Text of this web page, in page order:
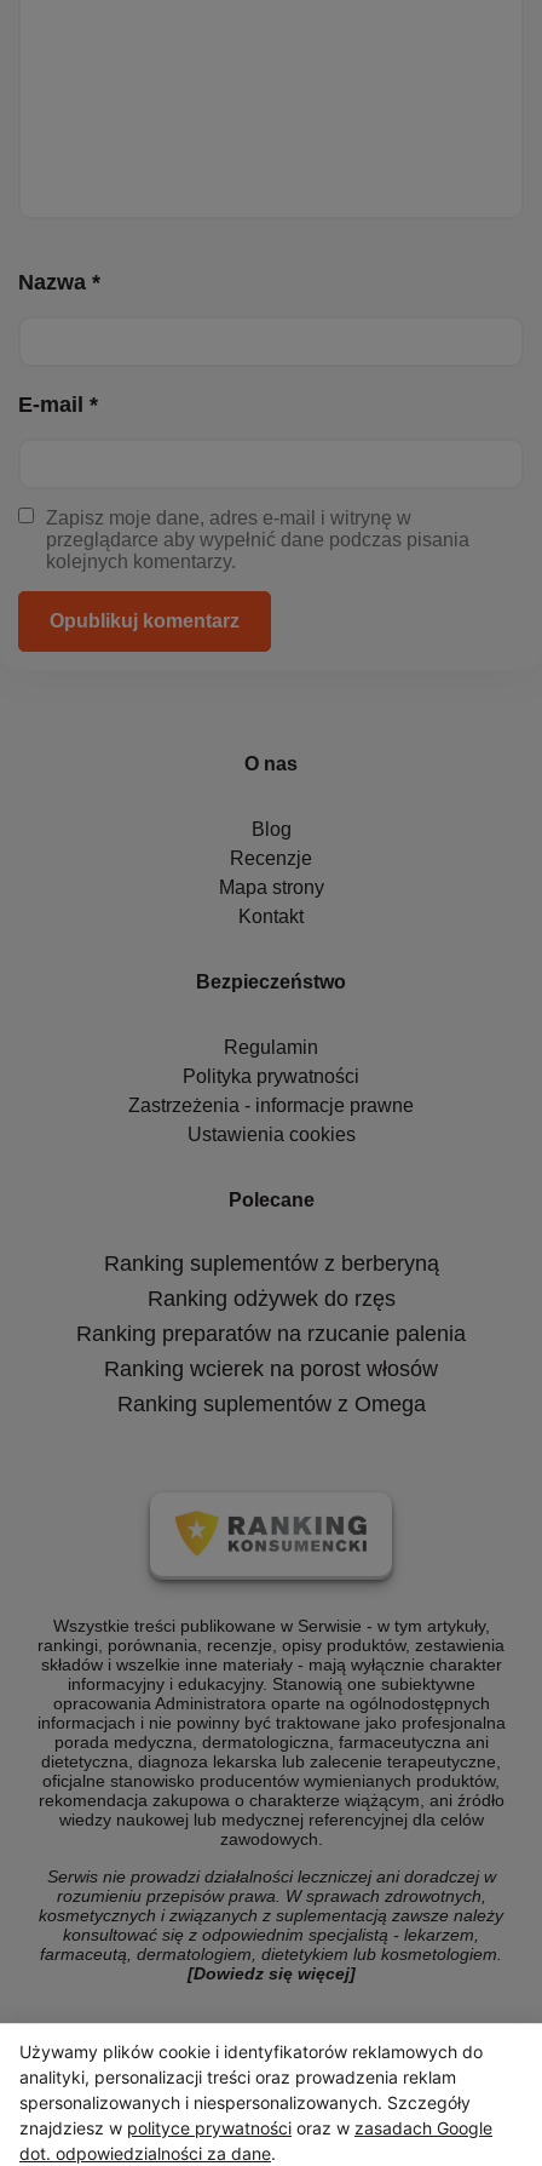
Nazwa *
E-mail *
Zapisz moje dane, adres e-mail i witrynę w
przeglądarce aby wypełnić dane podczas pisania
kolejnych komentarzy.
Opublikuj komentarz
O nas
Blog
Recenzje
Mapa strony
Kontakt
Bezpieczeństwo
Regulamin
Polityka prywatności
Zastrzeżenia - informacje prawne
Ustawienia cookies
Polecane
Ranking suplementów z berberyną
Ranking odżywek do rzęs
Ranking preparatów na rzucanie palenia
Ranking wcierek na porost włosów
Ranking suplementów z Omega
Wszystkie treści publikowane w Serwisie - w tym artykuły,
rankingi, porównania, recenzje, opisy produktów, zestawienia
składów i wszelkie inne materiały - mają wyłącznie charakter
informacyjny i edukacyjny. Stanowią one subiektywne
opracowania Administratora oparte na ogólnodostępnych
informacjach i nie powinny być traktowane jako profesjonalna
porada medyczna, dermatologiczna, farmaceutyczna ani
dietetyczna, diagnoza lekarska lub zalecenie terapeutyczne,
oficjalne stanowisko producentów wymienianych produktów,
rekomendacja zakupowa o charakterze wiążącym, ani źródło
wiedzy naukowej lub medycznej referencyjnej dla celów
zawodowych.
Serwis nie prowadzi działalności leczniczej ani doradczej w
rozumieniu przepisów prawa. W sprawach zdrowotnych,
kosmetycznych i związanych z suplementacją zawsze należy
konsultować się z odpowiednim specjalistą - lekarzem,
farmaceutą, dermatologiem, dietetykiem lub kosmetologiem.
[Dowiedz się więcej]
© Copyright 2026 ranking-konsumencki.pl
Używamy plików cookie i identyfikatorów reklamowych do
analityki, personalizacji treści oraz prowadzenia reklam
spersonalizowanych i niespersonalizowanych. Szczegóły
znajdziesz w polityce prywatności oraz w zasadach Google
dot. odpowiedzialności za dane.